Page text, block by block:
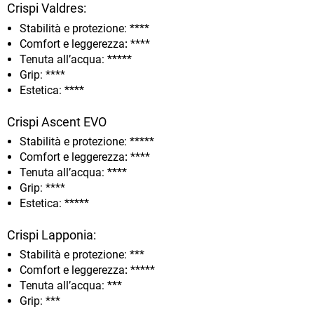
Crispi Valdres:
Stabilità e protezione: ****
Comfort e leggerezza: ****
Tenuta all’acqua: *****
Grip: ****
Estetica: ****
Crispi Ascent EVO
Stabilità e protezione: *****
Comfort e leggerezza: ****
Tenuta all’acqua: ****
Grip: ****
Estetica: *****
Crispi Lapponia:
Stabilità e protezione: ***
Comfort e leggerezza: *****
Tenuta all’acqua: ***
Grip: ***